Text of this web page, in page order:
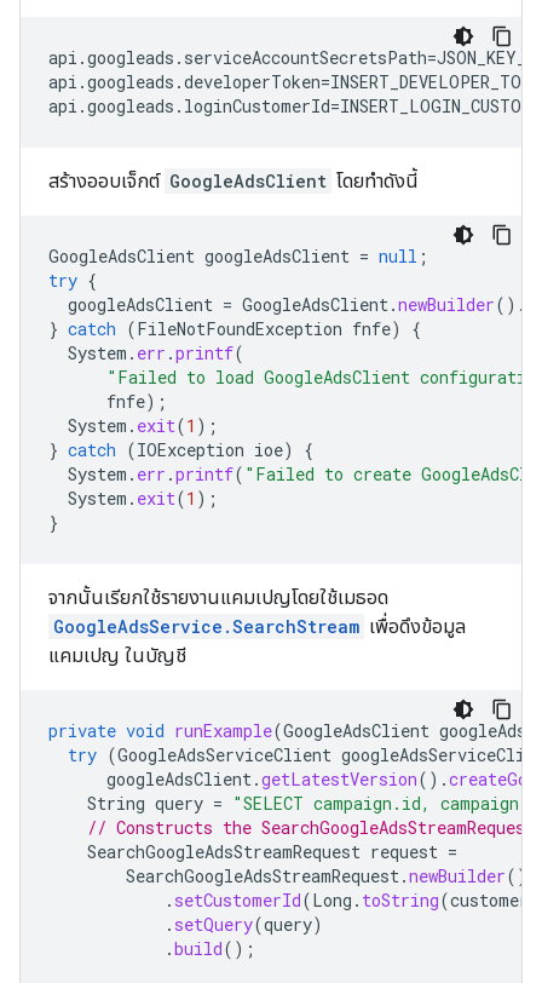
สร้างออบเจ็กต์ GoogleAdsClient โดยทำดังนี้
GoogleAdsClient googleAdsClient = null ;
try {
googleAdsClient = GoogleAdsClient.newBuilder().
} catch (FileNotFoundException fnfe)
{
System . err .printf(
"Failed to load GoogleAdsClient
fnfe);
System . exit(1 );
} catch (IOException ioe)
{
System . err .printf( "Failed to create
System . exit(1 );
}
จากนั้นเรียกใช้รายงานแคมเปญโดยใช้เมธอด
GoogleAdsService.SearchStream เพื่อดึงข้อมูล
แคมเปญ ในบัญชี
private void runExample(GoogleAdsClient
try (GoogleAdsServiceClient
googleAdsClient.getLatestVersion().
String query = "SELECT campaign.id,
// Constructs the
SearchGoogleAdsStreamRequest request =
SearchGoogleAdsStreamRequest.newBuilder()
. setCustomerId(Long . toString(
. setQuery(query)
.build();